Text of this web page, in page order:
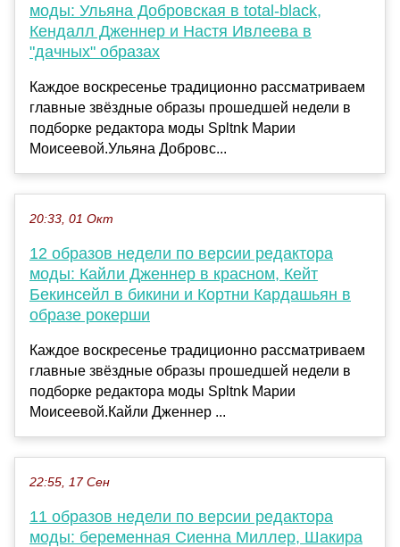
моды: Ульяна Добровская в total-black,
Кендалл Дженнер и Настя Ивлеева в
"дачных" образах
Каждое воскресенье традиционно рассматриваем
главные звёздные образы прошедшей недели в
подборке редактора моды Spltnk Марии
Моисеевой.Ульяна Добровс...
20:33, 01 Окт
12 образов недели по версии редактора
моды: Кайли Дженнер в красном, Кейт
Бекинсейл в бикини и Кортни Кардашьян в
образе рокерши
Каждое воскресенье традиционно рассматриваем
главные звёздные образы прошедшей недели в
подборке редактора моды Spltnk Марии
Моисеевой.Кайли Дженнер ...
22:55, 17 Сен
11 образов недели по версии редактора
моды: беременная Сиенна Миллер, Шакира